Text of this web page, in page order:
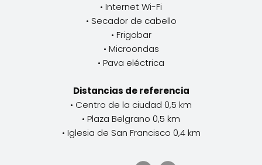
• Internet Wi-Fi
• Secador de cabello
• Frigobar
• Microondas
• Pava eléctrica
Distancias de referencia
• Centro de la ciudad 0,5 km
• Plaza Belgrano 0,5 km
• Iglesia de San Francisco 0,4 km